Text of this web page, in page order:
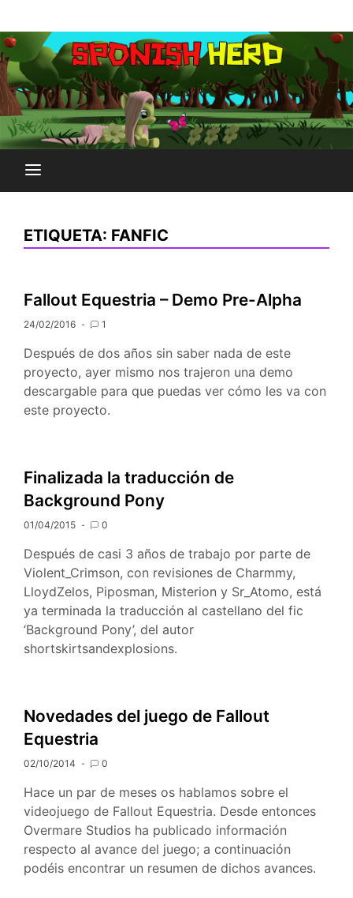
al
contenido
SPONISH HERD
ETIQUETA: FANFIC
Fallout Equestria – Demo Pre-Alpha
24/02/2016 1
Después de dos años sin saber nada de este
proyecto, ayer mismo nos trajeron una demo
descargable para que puedas ver cómo les va con
este proyecto.
Finalizada la traducción de
Background Pony
01/04/2015 0
Después de casi 3 años de trabajo por parte de
Violent_Crimson, con revisiones de Charmmy,
LloydZelos, Piposman, Misterion y Sr_Atomo, está
ya terminada la traducción al castellano del fic
‘Background Pony’, del autor
shortskirtsandexplosions.
Novedades del juego de Fallout
Equestria
02/10/2014 0
Hace un par de meses os hablamos sobre el
videojuego de Fallout Equestria. Desde entonces
Overmare Studios ha publicado información
respecto al avance del juego; a continuación
podéis encontrar un resumen de dichos avances.